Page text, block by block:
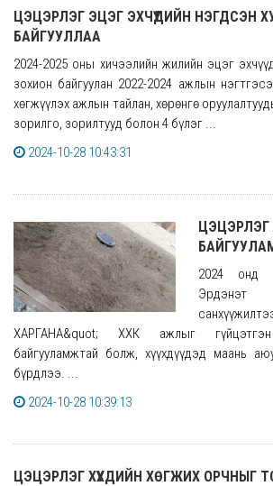
ЦЭЦЭРЛЭГ ЭЦЭГ ЭХЧҮҮДИЙН НЭГДСЭН
БАЙГУУЛЛАА
2024-2025 оны хичээлийн жилийн эцэг
зохион байгуулан 2022-2024 ажлын
хөгжүүлэх ажлын тайлан, хөрөнгө
зорилго, зорилтууд болон 4 бүлэг ...
2024-10-28 10:43:31
ЦЭЦЭРЛЭГ
2024 онд
ХАРГАНА&quot; ХХК ажлыг
байгууламжтай болж, хүүхдүүдэд маань
бүрдлээ. ...
2024-10-28 10:39:13
ЦЭЦЭРЛЭГ ХҮҮХДИЙН ХӨГЖИХ ОРЧНЫГ